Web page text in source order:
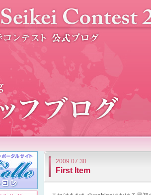
2009.07.30
First Item